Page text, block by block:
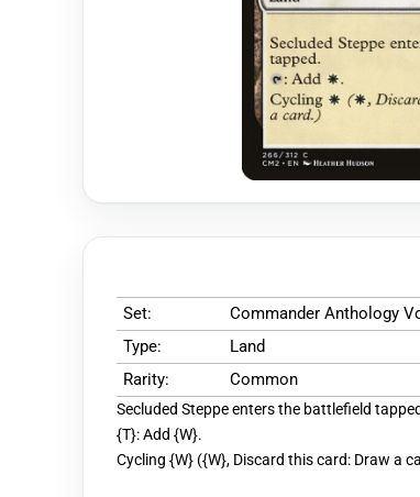
Set:
Commander Anthology
Type:
Land
Rarity:
Common
Secluded Steppe enters the battlefield
{T}: Add {W}.
Cycling {W} ({W}, Discard this card: Draw a